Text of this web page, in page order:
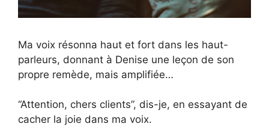
Ma voix résonna haut et fort dans les haut-
parleurs, donnant à Denise une leçon de son
propre remède, mais amplifiée…
“Attention, chers clients”, dis-je, en essayant de
cacher la joie dans ma voix.